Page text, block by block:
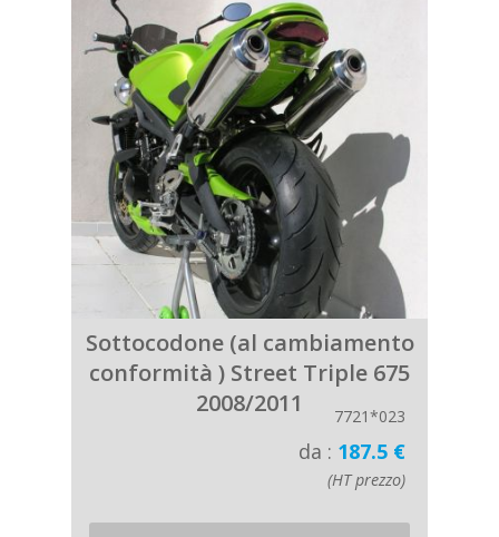
Sottocodone (al cambiamento
conformità ) Street Triple 675
2008/2011
7721*023
da : 187.5 €
(HT prezzo)